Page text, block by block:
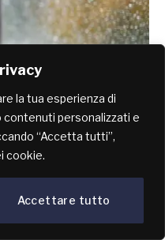
la tua esperienza di
personalizzati e
“Accetta tutti”,
cookie.
Accettare tutto